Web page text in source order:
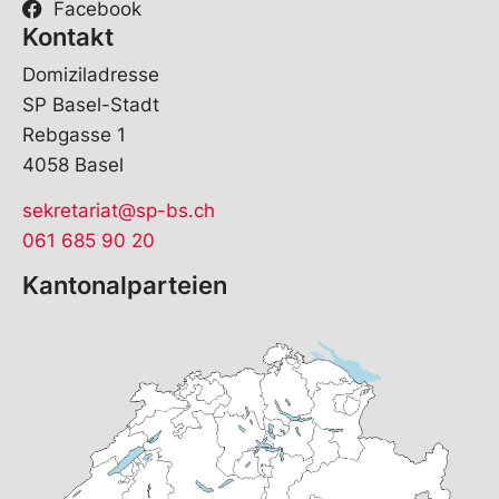
Facebook
Kontakt
Domiziladresse
SP Basel-Stadt
Rebgasse 1
4058 Basel
sekretariat@sp-bs.ch
061 685 90 20
Kantonalparteien